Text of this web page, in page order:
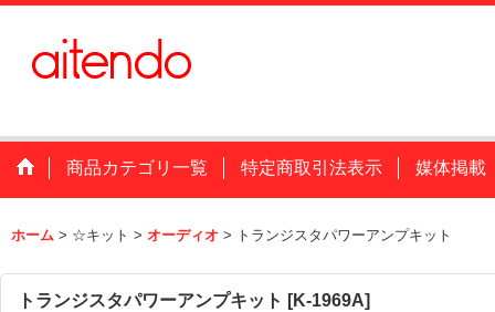
商品カテゴリ一覧 特定商取引法表示 媒体掲載
ホーム > ☆キット > オーディオ > トランジスタパワーアンプキット
トランジスタパワーアンプキット [K-1969A]